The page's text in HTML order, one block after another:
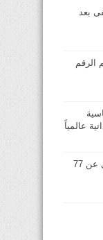
بعد
الرقم
عالمياً
وفاة الممثلة الفرنسية ناتالي باي عن 77